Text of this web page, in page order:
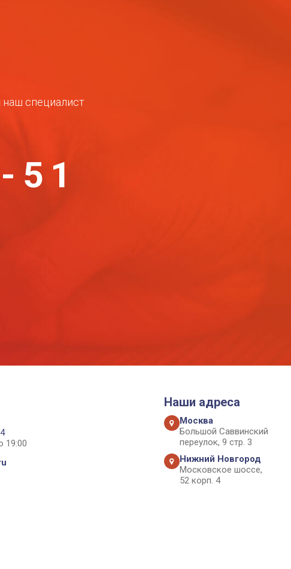
наш специалист
51
19:00
Наши адреса
Москва
Большой Саввинский
переулок, 9 стр. 3
Нижний Новгород
Московское шоссе,
52 корп. 4